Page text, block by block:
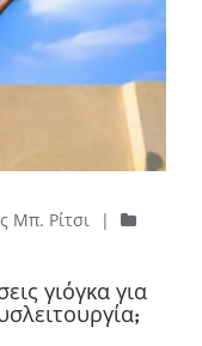
Μπ. Ρίτσι
|
γιόγκα για